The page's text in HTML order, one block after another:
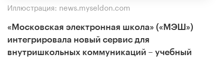
Иллюстрация: news.myseldon.com
«Московская электронная школа» («МЭШ»)
интегрировала новый сервис для
внутришкольных коммуникаций – учебный